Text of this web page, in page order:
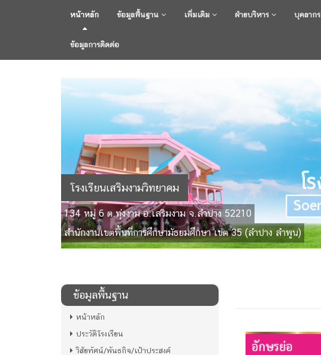
หน้าหลัก ข้อมูลพื้นฐาน เพิ่มเติม ฝ่ายบริหาร บุคลากร
ข้อมูลการติดต่อ
โรงเรียนเสริมงามวิทยาคม
134 หมู่ 6 ต.ทุ่งงาม อ.เสริมงาม จ.ลำปาง 52210
สำนักงานเขตพื้นที่การศึกษามัธยมศึกษา เขต 35 (ลำปาง ลำพูน)
ข้อมูลพื้นฐาน
หน้าหลัก
ประวัติโรงเรียน
วิสัยทัศน์/พันธกิจ/เป้าประสงค์